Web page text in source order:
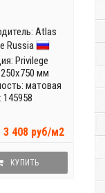
Atlas
Russia
Privilege
мм
матовая
145958
3 408 руб/м2
КУПИТЬ